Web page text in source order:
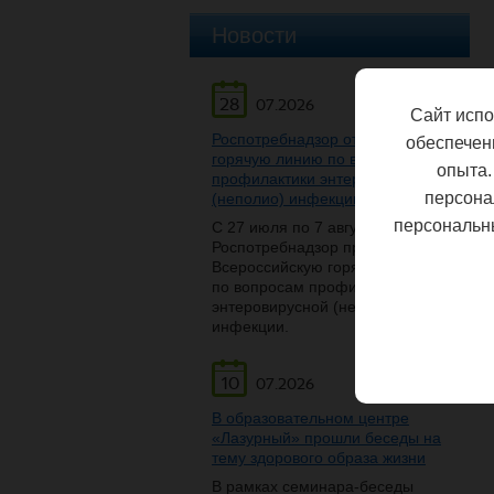
Новости
28
07.2026
Роспотребнадзор открывает
горячую линию по вопросам
профилактики энтеровирусной
(неполио) инфекции
С 27 июля по 7 августа
Роспотребнадзор проведет
Всероссийскую горячую линию
по вопросам профилактики
энтеровирусной (неполио)
инфекции.
10
07.2026
В образовательном центре
«Лазурный» прошли беседы на
тему здорового образа жизни
В рамках семинара-беседы
Сайт
опыта.